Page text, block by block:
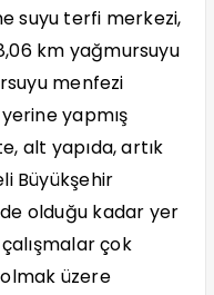
suyu terfi merkezi,
km yağmursuyu
menfezi
yapmış
alt yapıda, artık
Büyükşehir
olduğu kadar yer
çok
olmak üzere